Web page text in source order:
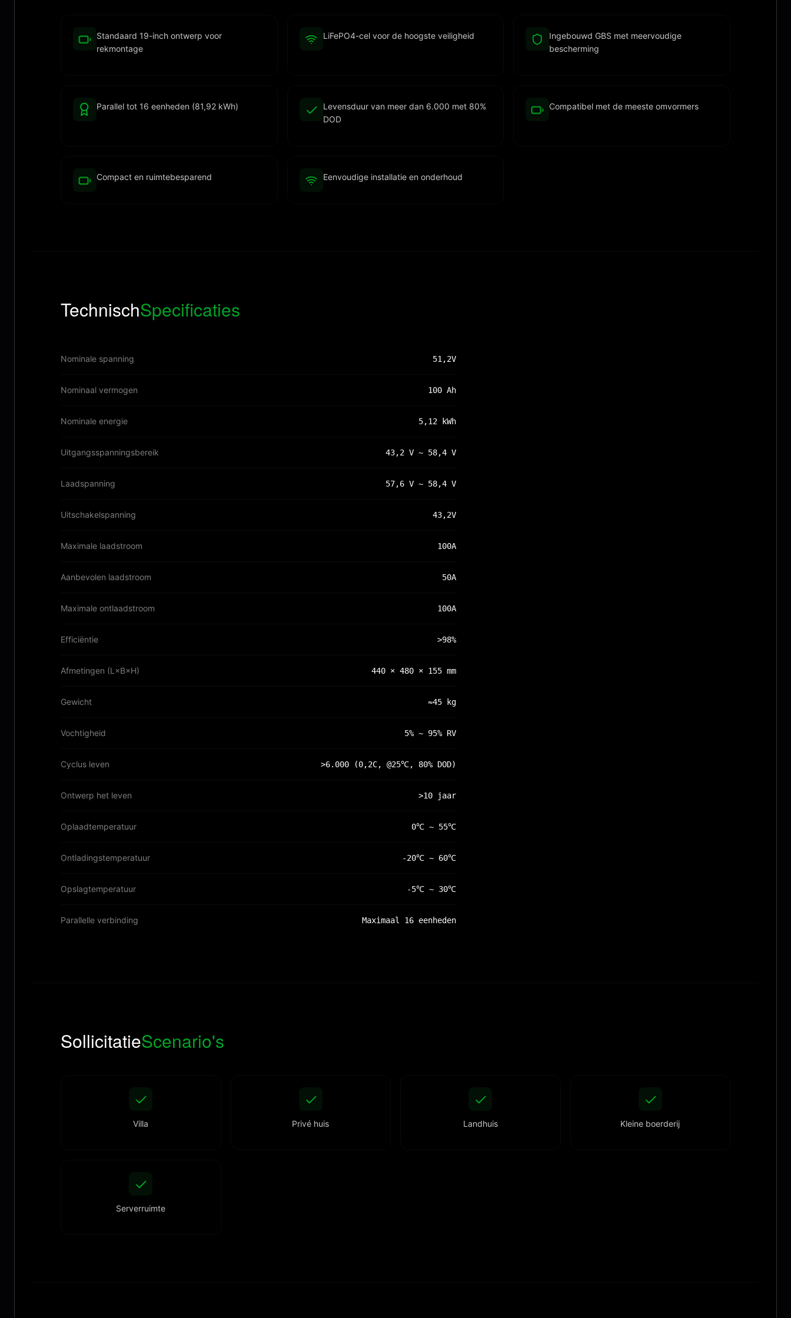
Standaard 19-inch ontwerp voor
rekmontage
LiFePO4-cel voor de hoogste veiligheid
Ingebouwd GBS met meervoudige
bescherming
Parallel tot 16 eenheden (81,92 kWh)
Levensduur van meer dan 6.000 met 80%
DOD
Compatibel met de meeste omvormers
Compact en ruimtebesparend Eenvoudige installatie en onderhoud
TechnischSpecificaties
Nominale spanning 51,2V
Nominaal vermogen 100 Ah
Nominale energie 5,12 kWh
Uitgangsspanningsbereik 43,2 V ~ 58,4 V
Laadspanning 57,6 V ~ 58,4 V
Uitschakelspanning 43,2V
Maximale laadstroom 100A
Aanbevolen laadstroom 50A
Maximale ontlaadstroom 100A
Efficiëntie >98%
Afmetingen (L×B×H) 440 × 480 × 155 mm
Gewicht ≈45 kg
Vochtigheid 5% ~ 95% RV
Cyclus leven >6.000 (0,2C, @25℃, 80% DOD)
Ontwerp het leven >10 jaar
Oplaadtemperatuur 0℃ ~ 55℃
Ontladingstemperatuur -20℃ ~ 60℃
Opslagtemperatuur -5℃ ~ 30℃
Parallelle verbinding Maximaal 16 eenheden
SollicitatieScenario's
Villa Privé huis Landhuis Kleine boerderij
Serverruimte